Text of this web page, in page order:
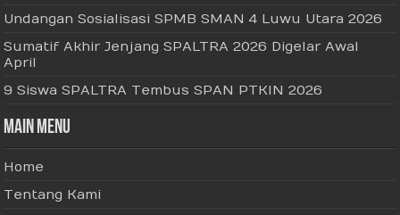
Undangan Sosialisasi SPMB SMAN 4 Luwu Utara 2026
Sumatif Akhir Jenjang SPALTRA 2026 Digelar Awal
April
9 Siswa SPALTRA Tembus SPAN PTKIN 2026
Main Menu
Home
Tentang Kami